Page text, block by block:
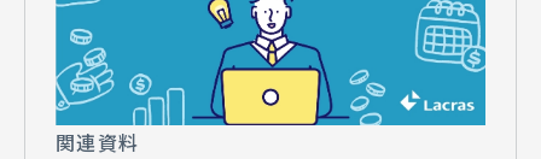
関連資料